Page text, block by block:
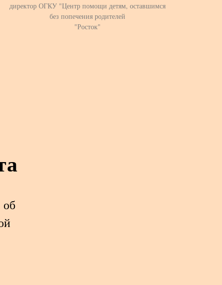
директор ОГКУ "Центр помощи детям, оставшимся
без попечения родителей
"Росток"
об